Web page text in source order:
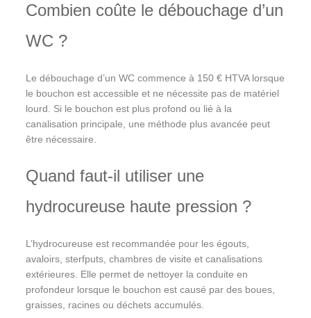
Combien coûte le débouchage d’un
WC ?
Le débouchage d’un WC commence à 150 € HTVA lorsque
le bouchon est accessible et ne nécessite pas de matériel
lourd. Si le bouchon est plus profond ou lié à la
canalisation principale, une méthode plus avancée peut
être nécessaire.
Quand faut-il utiliser une
hydrocureuse haute pression ?
L’hydrocureuse est recommandée pour les égouts,
avaloirs, sterfputs, chambres de visite et canalisations
extérieures. Elle permet de nettoyer la conduite en
profondeur lorsque le bouchon est causé par des boues,
graisses, racines ou déchets accumulés.